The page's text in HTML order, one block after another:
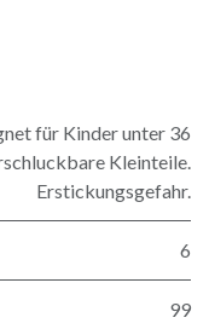
für Kinder unter 36
Kleinteile.
Erstickungsgefahr.
6
99